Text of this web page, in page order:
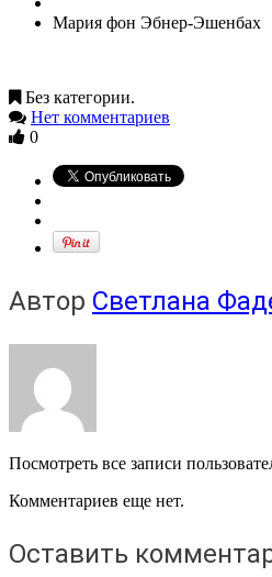
Мария фон Эбнер-Эшенбах
Без категории.
Нет комментариев
0
Автор Светлана
Посмотреть все записи
Комментариев еще нет.
Оставить